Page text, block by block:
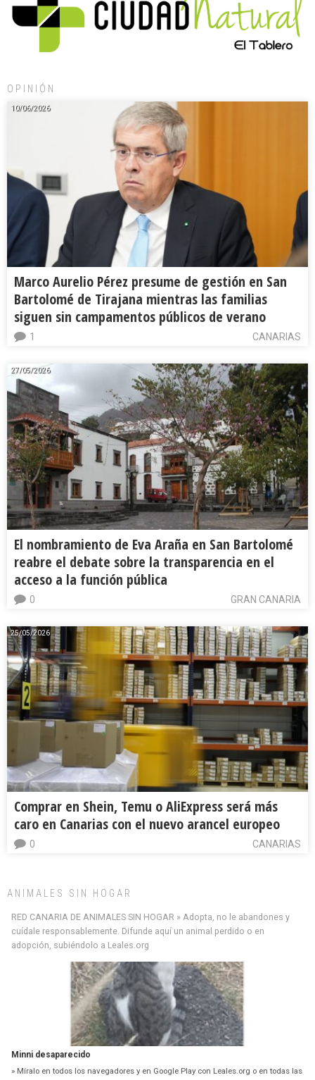
OPINIÓN
10/06/2026
Marco Aurelio Pérez presume de gestión en San
Bartolomé de Tirajana mientras las familias
siguen sin campamentos públicos de verano
CANARIAS
1
27/05/2026
El nombramiento de Eva Araña en San Bartolomé
reabre el debate sobre la transparencia en el
acceso a la función pública
GRAN CANARIA
0
25/05/2026
Comprar en Shein, Temu o AliExpress será más
caro en Canarias con el nuevo arancel europeo
CANARIAS
0
ANIMALES SIN HOGAR
RED CANARIA DE ANIMALES SIN HOGAR » Adopta, no le abandones y
cuídale responsablemente. Difunde aquí un animal perdido o en
adopción, subiéndolo a Leales.org
Minni desaparecido
» Míralo en todos los navegadores y en Google Play con Leales.org o en todas las